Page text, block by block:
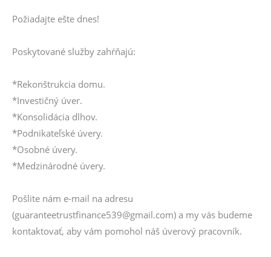
Požiadajte ešte dnes!
Poskytované služby zahŕňajú:
*Rekonštrukcia domu.
*Investičný úver.
*Konsolidácia dlhov.
*Podnikateľské úvery.
*Osobné úvery.
*Medzinárodné úvery.
Pošlite nám e-mail na adresu
(guaranteetrustfinance539@gmail.com) a my vás budeme
kontaktovať, aby vám pomohol náš úverový pracovník.